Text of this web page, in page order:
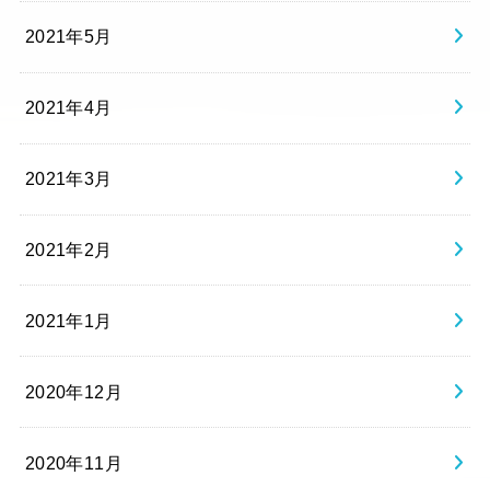
2021年5月
2021年4月
2021年3月
2021年2月
2021年1月
2020年12月
2020年11月